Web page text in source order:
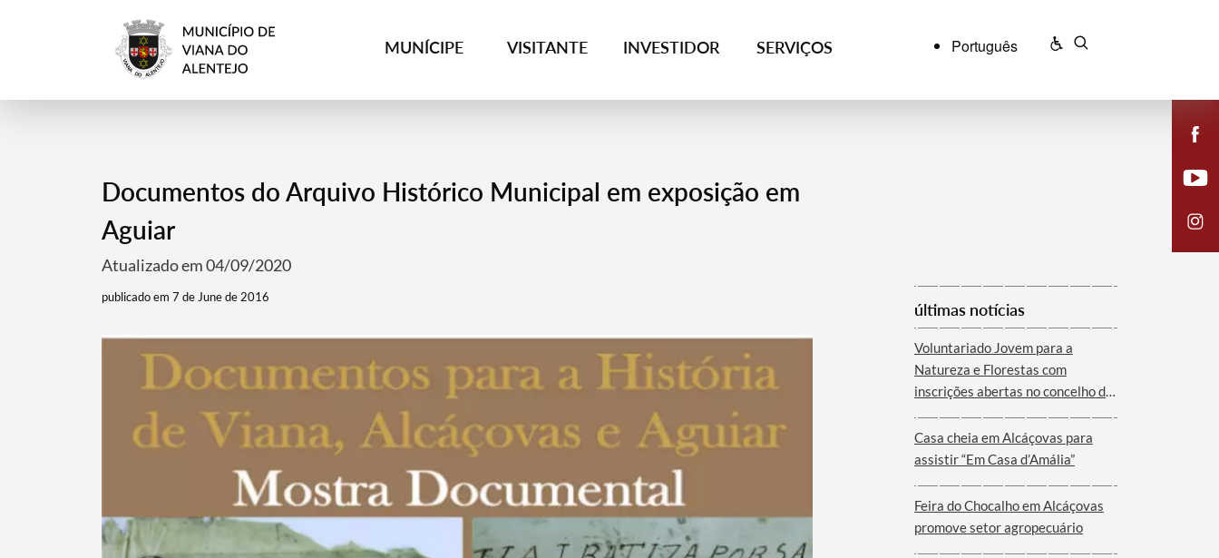
MUNÍCIPE VISITANTE INVESTIDOR SERVIÇOS Português
Documentos do Arquivo Histórico Municipal em exposição em
Aguiar
Atualizado em 04/09/2020
publicado em 7 de June de 2016
últimas notícias
Voluntariado Jovem para a
Natureza e Florestas com
inscrições abertas no concelho de
Casa cheia em Alcáçovas para
assistir “Em Casa d’Amália”
Feira do Chocalho em Alcáçovas
promove setor agropecuário